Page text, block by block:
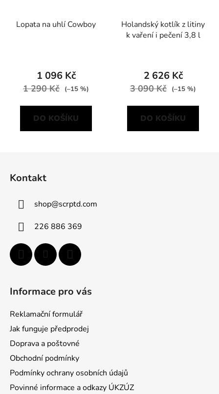
Lopata na uhlí Cowboy
1 096 Kč
1 290 Kč (–15 %)
DO KOŠÍKU
Holandský kotlík z litiny
k vaření i pečení 3,8 l
2 626 Kč
3 090 Kč (–15 %)
DO KOŠÍKU
Kontakt
shop@scrptd.com
226 886 369
Informace pro vás
Reklamační formulář
Jak funguje předprodej
Doprava a poštovné
Obchodní podmínky
Podmínky ochrany osobních údajů
Povinné informace a odkazy ÚKZÚZ